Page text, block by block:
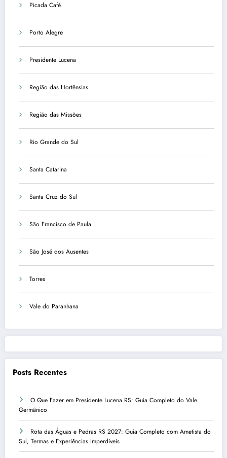
Picada Café
Porto Alegre
Presidente Lucena
Região das Hortênsias
Região das Missões
Rio Grande do Sul
Santa Catarina
Santa Cruz do Sul
São Francisco de Paula
São José dos Ausentes
Torres
Vale do Paranhana
Posts Recentes
O Que Fazer em Presidente Lucena RS: Guia Completo do Vale
Germânico
Rota das Águas e Pedras RS 2027: Guia Completo com Ametista do
Sul, Termas e Experiências Imperdíveis